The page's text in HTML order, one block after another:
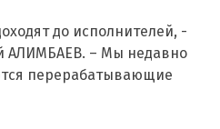
до исполнителей, -
АЛИМБАЕВ. – Мы недавно
перерабатывающие